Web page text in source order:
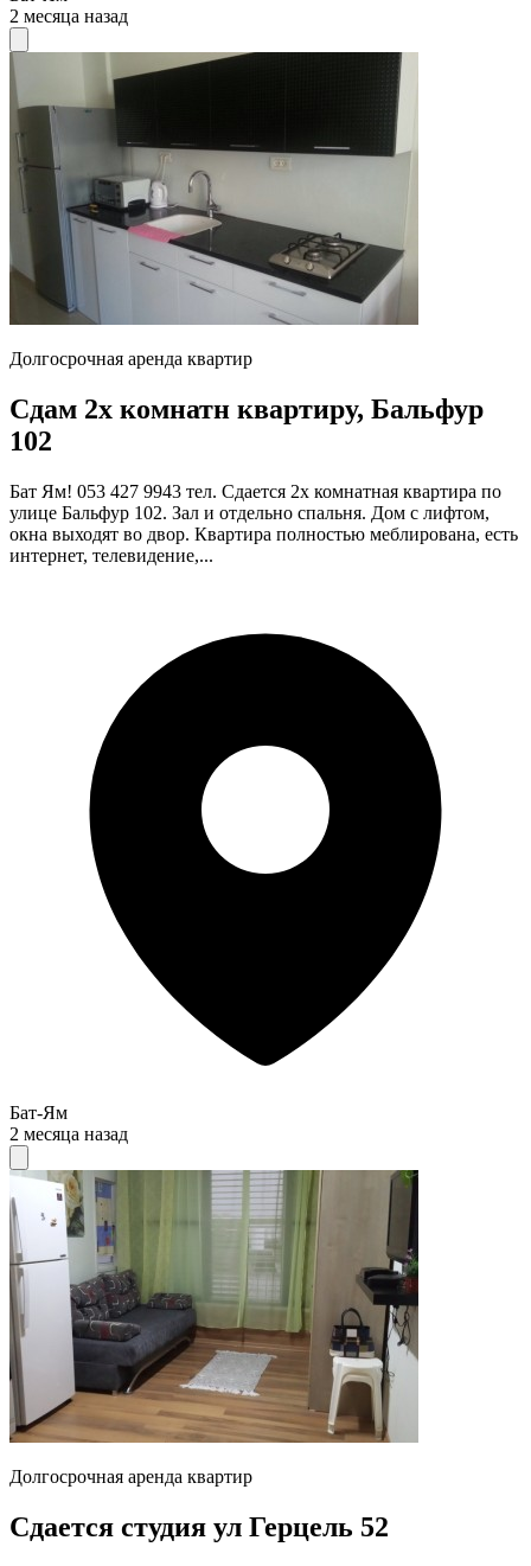
2 месяца назад
Долгосрочная аренда квартир
Сдам 2х комнатн квартиру, Бальфур
102
Бат Ям! 053 427 9943 тел. Сдается 2х комнатная квартира по
улице Бальфур 102. Зал и отдельно спальня. Дом с лифтом,
окна выходят во двор. Квартира полностью меблирована, есть
интернет, телевидение,...
Бат-Ям
2 месяца назад
Долгосрочная аренда квартир
Сдается студия ул Герцель 52